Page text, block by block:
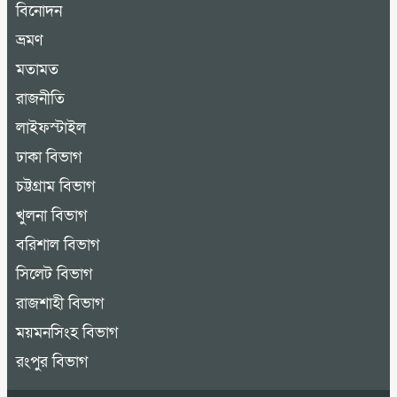
বিনোদন
ভ্রমণ
মতামত
রাজনীতি
লাইফস্টাইল
ঢাকা বিভাগ
চট্টগ্রাম বিভাগ
খুলনা বিভাগ
বরিশাল বিভাগ
সিলেট বিভাগ
রাজশাহী বিভাগ
ময়মনসিংহ বিভাগ
রংপুর বিভাগ